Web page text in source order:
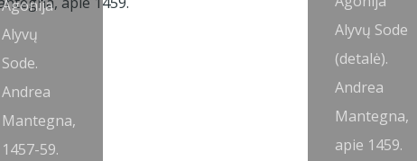
Alyvų Sode
(detalė).
Andrea
Mantegna,
apie 1459.
Agonija
Alyvų
Sode.
Andrea
Mantegna,
1457-59.